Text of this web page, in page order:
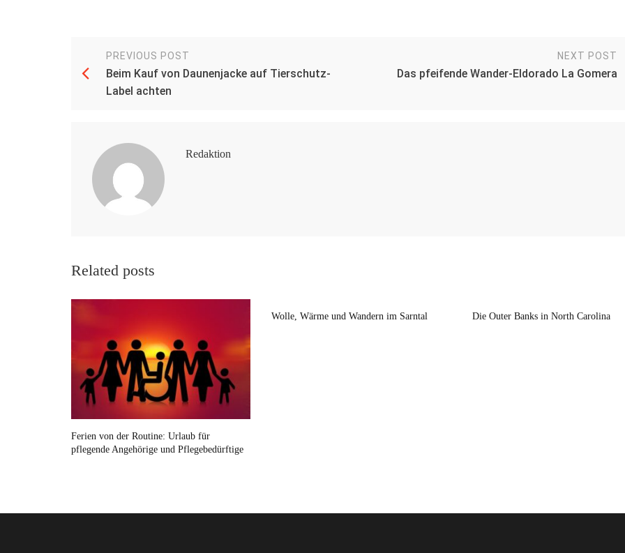
PREVIOUS POST
Beim Kauf von Daunenjacke auf Tierschutz-
Label achten
NEXT POST
Das pfeifende Wander-Eldorado La Gomera
Redaktion
Related posts
Ferien von der Routine: Urlaub für
pflegende Angehörige und Pflegebedürftige
Wolle, Wärme und Wandern im Sarntal Die Outer Banks in North Carolina